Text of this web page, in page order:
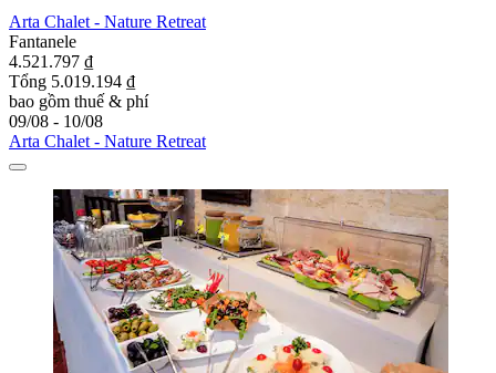
Arta Chalet - Nature Retreat
Fantanele
4.521.797 ₫
Tổng 5.019.194 ₫
bao gồm thuế & phí
09/08 - 10/08
Arta Chalet - Nature Retreat